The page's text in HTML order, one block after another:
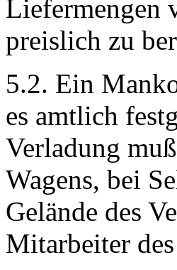
Liefermengen
preislich zu
5.2. Ein
es amtlich
Verladung
Wagens, bei
Gelände des
Mitarbeiter